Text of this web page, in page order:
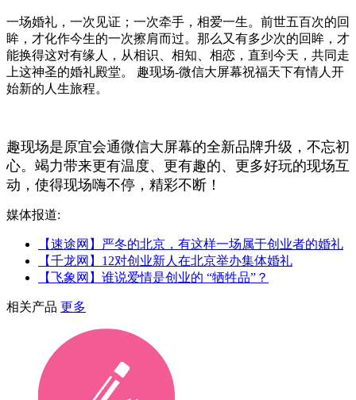
一场婚礼，一次见证；一次牵手，相爱一生。前世五百次的回
眸，才化作今生的一次擦肩而过。那么又有多少次的回眸，才
能换得这对有缘人，从相识、相知、相恋，直到今天，共同走
上这神圣的婚礼殿堂。 趣现场-微信大屏幕祝福天下有情人开
始新的人生旅程。
趣现场是原宜会通微信大屏幕的全新品牌升级，不忘初
心。竭力带来更有温度、更有趣的、更多好玩的现场互
动，使得现场嗨不停，精彩不断！
媒体报道:
【速途网】严冬的北京，有这样一场属于创业者的婚礼
【千龙网】12对创业新人在北京举办集体婚礼
【飞象网】谁说爱情是创业的 “牺牲品”？
相关产品 更多